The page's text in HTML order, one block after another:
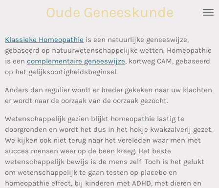
de
hoofdinhoud
Oude Geneeskunde
Klassieke Homeopathie is een natuurlijke geneeswijze,
gebaseerd op natuurwetenschappelijke wetten. Homeopathie
is een complementaire geneeswijze, kortweg CAM, gebaseerd
op het gelijksoortigheidsbeginsel.
Anders dan regulier wordt er breder gekeken naar uw klachten
er wordt naar de oorzaak van de oorzaak gezocht.
Wetenschappelijk gezien blijkt homeopathie lastig te
doorgronden en wordt het dus in het hokje kwakzalverij gezet.
We kijken ook niet terug naar het vereleden waar men met
succes mensen weer op de been kreeg. Het beste
wetenschappelijk bewijs is de mens zelf. Toch is het gelukt
om wetenschappelijk te gaan testen op placebo en
homeopathie effect, bij kinderen met ADHD, met dieren en